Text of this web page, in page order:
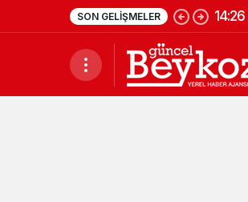
SON GELIŞMELER 14:26